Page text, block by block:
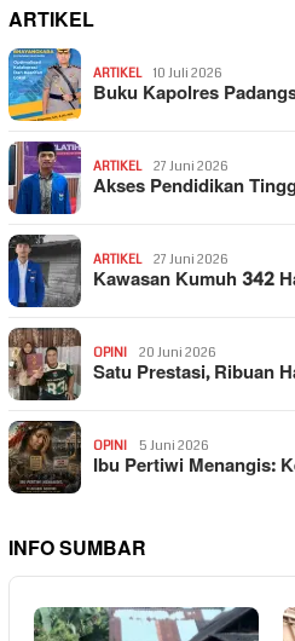
ARTIKEL
ARTIKEL 10 Juli 2026
Buku Kapolres
ARTIKEL 27 Juni 2026
Akses Pendidikan
ARTIKEL 27 Juni 2026
Kawasan Kumuh 342
OPINI 20 Juni 2026
Satu Prestasi, Ribuan
OPINI 5 Juni 2026
Ibu Pertiwi Menangis:
INFO SUMBAR